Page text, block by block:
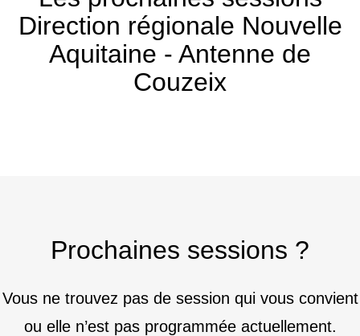
Direction régionale Nouvelle
Aquitaine - Antenne de
Couzeix
Prochaines sessions ?
Vous ne trouvez pas de session qui vous convient
ou elle n’est pas programmée actuellement.